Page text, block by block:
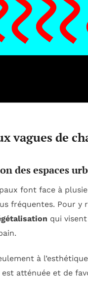
vagues de
des espaces
font face à
fréquentes. Pour y
qui
à
atténuée et de